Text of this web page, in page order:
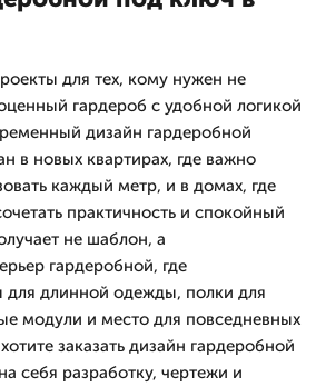
для тех, кому нужен не
гардероб с удобной логикой
дизайн гардеробной
в новых квартирах, где важно
каждый метр, и в домах, где
практичность и спокойный
не шаблон, а
гардеробной, где
длинной одежды, полки для
модули и место для повседневных
заказать дизайн гардеробной
себя разработку, чертежи и